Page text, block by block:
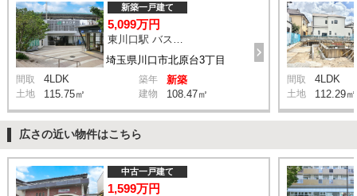
埼玉県川口市北原台3丁目
新築一戸建て
5,099万円
東川口駅 バス11分 停歩3分
間取 4LDK 築年 新築
土地 115.75㎡ 建物 108.47㎡
間取 4LDK
土地 112.29㎡
広さの近い物件はこちら
中古一戸建て
1,599万円